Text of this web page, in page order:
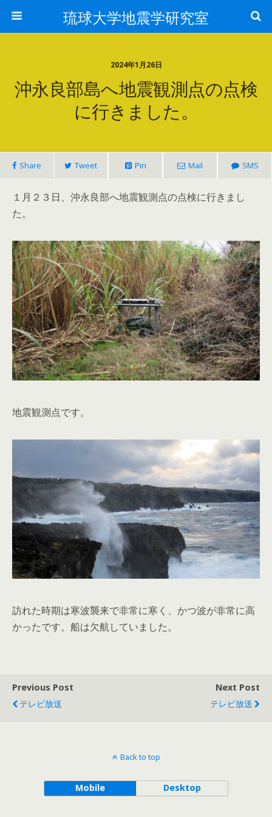
琉球大学地震学研究室
2024年1月26日
沖永良部島へ地震観測点の点検
に行きました。
Share Tweet Pin Mail SMS
１月２３日、沖永良部へ地震観測点の点検に行きまし
た。
地震観測点です。
訪れた時期は寒波襲来で非常に寒く、かつ波が非常に高
かったです。船は欠航していました。
Previous Post
テレビ放送
Next Post
テレビ放送
Back to top
Mobile Desktop